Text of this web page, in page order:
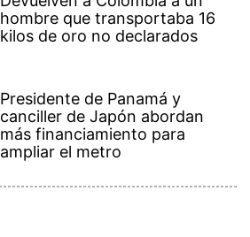
hombre que transportaba 16
kilos de oro no declarados
Presidente de Panamá y
canciller de Japón abordan
más financiamiento para
ampliar el metro